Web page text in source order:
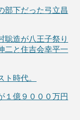
部下だった弓立昌
聡造が八王子祭り
二と住吉会幸平一
時代。
１億９０００万円